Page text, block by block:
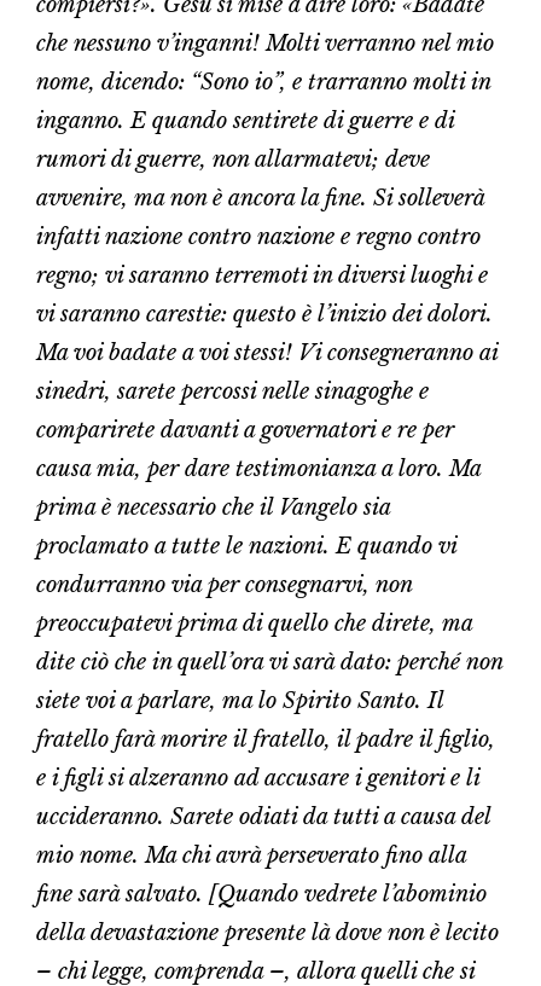
che nessuno v’inganni! Molti verranno nel mio
nome, dicendo: “Sono io”, e trarranno molti in
inganno. E quando sentirete di guerre e di
rumori di guerre, non allarmatevi; deve
avvenire, ma non è ancora la fine. Si solleverà
infatti nazione contro nazione e regno contro
regno; vi saranno terremoti in diversi luoghi e
vi saranno carestie: questo è l’inizio dei dolori.
Ma voi badate a voi stessi! Vi consegneranno ai
sinedri, sarete percossi nelle sinagoghe e
comparirete davanti a governatori e re per
causa mia, per dare testimonianza a loro. Ma
prima è necessario che il Vangelo sia
proclamato a tutte le nazioni. E quando vi
condurranno via per consegnarvi, non
preoccupatevi prima di quello che direte, ma
dite ciò che in quell’ora vi sarà dato: perché non
siete voi a parlare, ma lo Spirito Santo. Il
fratello farà morire il fratello, il padre il figlio,
e i figli si alzeranno ad accusare i genitori e li
uccideranno. Sarete odiati da tutti a causa del
mio nome. Ma chi avrà perseverato fino alla
fine sarà salvato. [Quando vedrete l’abominio
della devastazione presente là dove non è lecito
– chi legge, comprenda –, allora quelli che si